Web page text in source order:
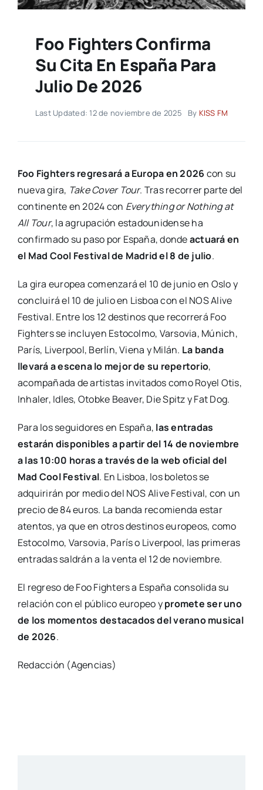
Foo Fighters Confirma
Su Cita En España Para
Julio De 2026
Last Updated: 12 de noviembre de 2025 By KISS FM
Foo Fighters regresará a Europa en 2026 con su
nueva gira, Take Cover Tour. Tras recorrer parte del
continente en 2024 con Everything or Nothing at
All Tour, la agrupación estadounidense ha
confirmado su paso por España, dondeactuará en
el Mad Cool Festival de Madrid el 8 de julio.
La gira europea comenzará el 10 de junio en Oslo y
concluirá el 10 de julio en Lisboa con el NOS Alive
Festival. Entre los 12 destinos que recorrerá Foo
Fighters se incluyen Estocolmo, Varsovia, Múnich,
París, Liverpool, Berlín, Viena y Milán. La banda
llevará a escena lo mejor de su repertorio,
acompañada de artistas invitados como Royel Otis,
Inhaler, Idles, Otobke Beaver, Die Spitz y Fat Dog.
Para los seguidores en España, las entradas
estarán disponibles a partir del 14 de noviembre
a las 10:00 horas a través de la web oficial del
Mad Cool Festival. En Lisboa, los boletos se
adquirirán por medio del NOS Alive Festival, con un
precio de 84 euros. La banda recomienda estar
atentos, ya que en otros destinos europeos, como
Estocolmo, Varsovia, París o Liverpool, las primeras
entradas saldrán a la venta el 12 de noviembre.
El regreso de Foo Fighters a España consolida su
relación con el público europeo ypromete ser uno
de los momentos destacados del verano musical
de 2026.
Redacción (Agencias)